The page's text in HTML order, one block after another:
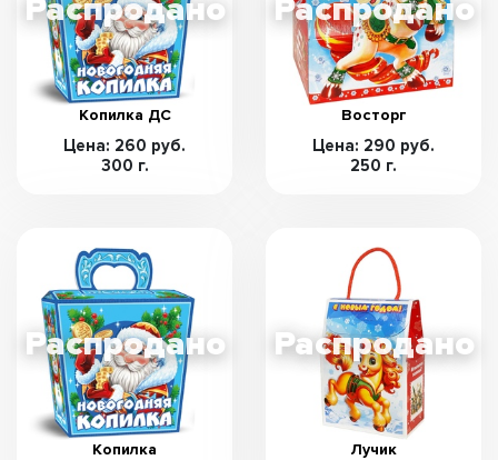
Копилка ДС
Цена: 260 руб.
300 г.
Восторг
Цена: 290 руб.
250 г.
Копилка Лучик